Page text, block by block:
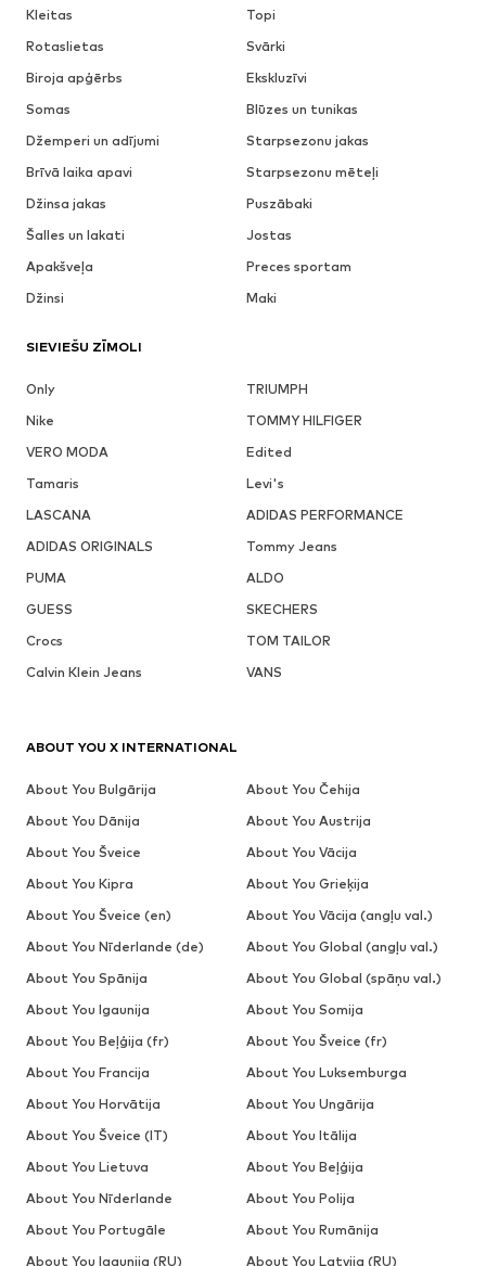
Kleitas
Topi
Rotaslietas
Svārki
Biroja apģērbs
Ekskluzīvi
Somas
Blūzes un tunikas
Džemperi un adījumi
Starpsezonu jakas
Brīvā laika apavi
Starpsezonu mēteļi
Džinsa jakas
Puszābaki
Šalles un lakati
Jostas
Apakšveļa
Preces sportam
Džinsi
Maki
SIEVIEŠU ZĪMOLI
Only
TRIUMPH
Nike
TOMMY HILFIGER
VERO MODA
Edited
Tamaris
Levi's
LASCANA
ADIDAS PERFORMANCE
ADIDAS ORIGINALS
Tommy Jeans
PUMA
ALDO
GUESS
SKECHERS
Crocs
TOM TAILOR
Calvin Klein Jeans
VANS
ABOUT YOU X INTERNATIONAL
About You Bulgārija
About You Čehija
About You Dānija
About You Austrija
About You Šveice
About You Vācija
About You Kipra
About You Grieķija
About You Šveice (en)
About You Vācija (angļu val.)
About You Nīderlande (de)
About You Global (angļu val.)
About You Spānija
About You Global (spāņu val.)
About You Igaunija
About You Somija
About You Beļģija (fr)
About You Šveice (fr)
About You Francija
About You Luksemburga
About You Horvātija
About You Ungārija
About You Šveice (IT)
About You Itālija
About You Lietuva
About You Beļģija
About You Nīderlande
About You Polija
About You Portugāle
About You Rumānija
About You Igaunija (RU)
About You Latvija (RU)